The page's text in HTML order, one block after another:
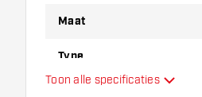
Maat
Type
Toon alle specificaties